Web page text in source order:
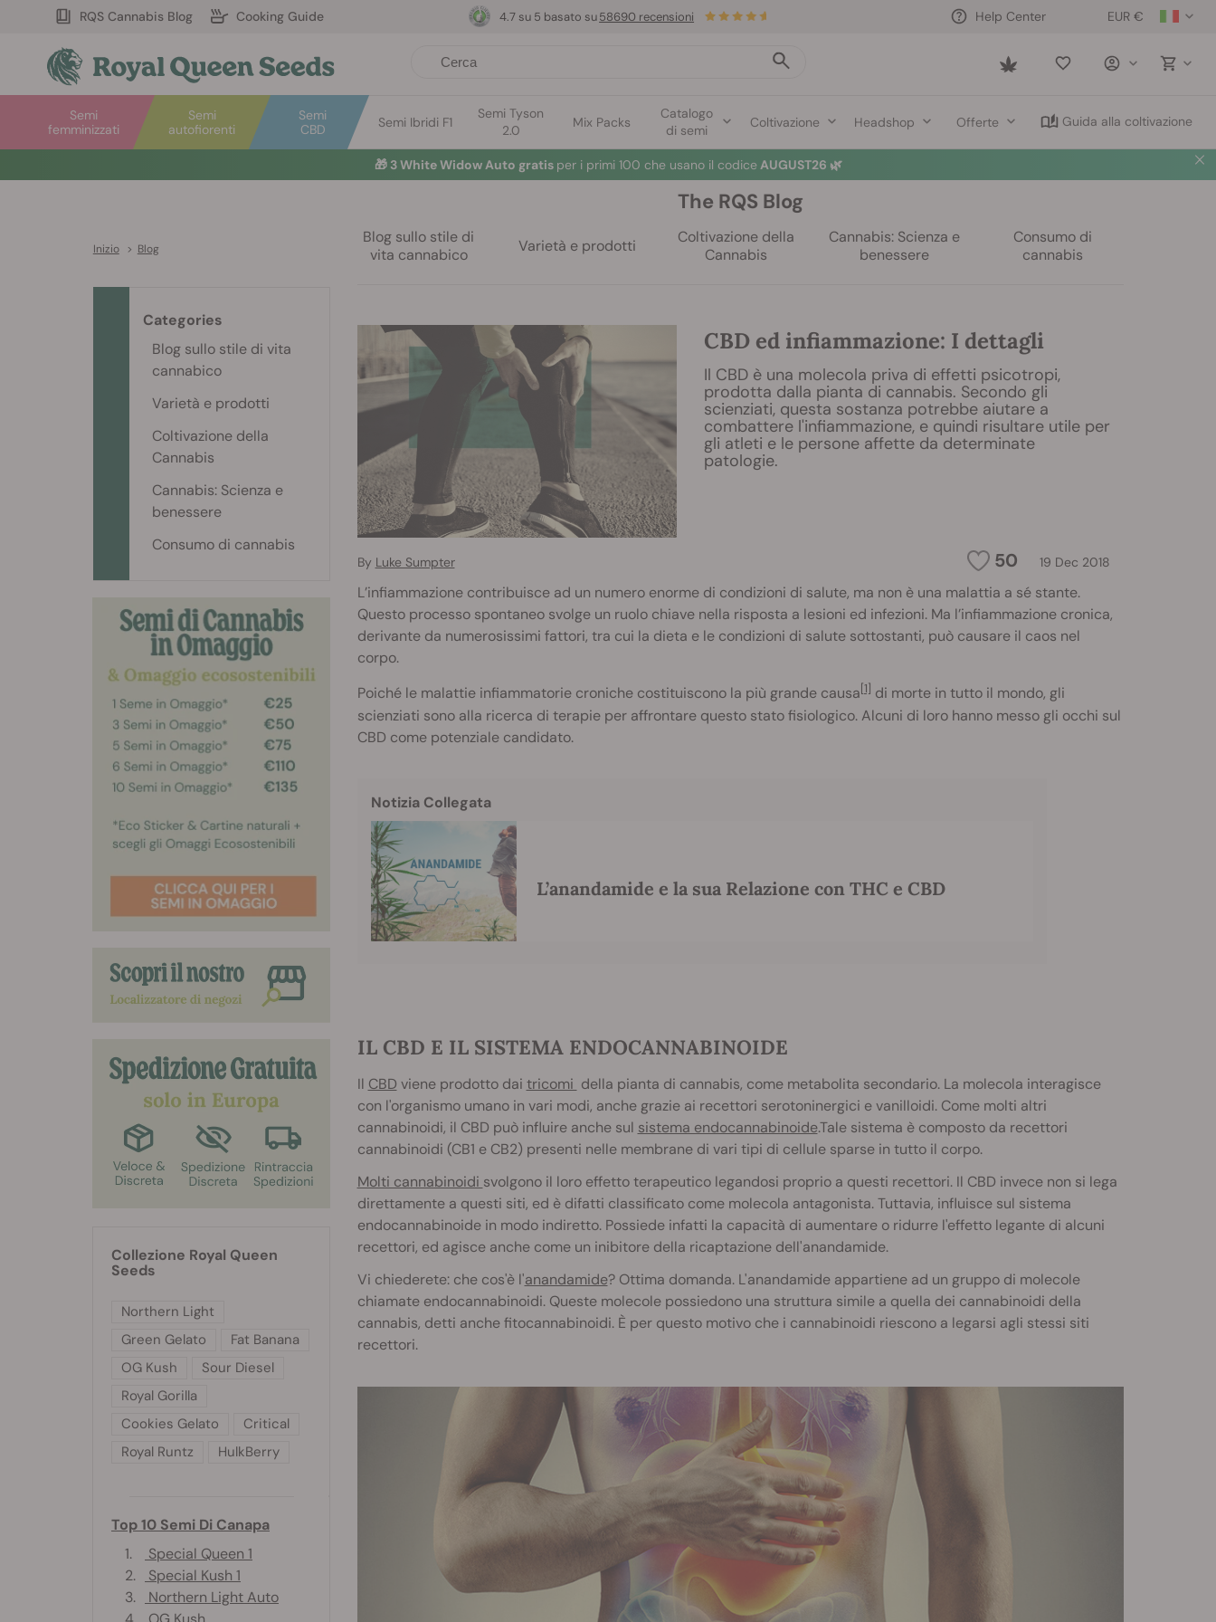
RQS Cannabis Blog Cooking Guide EUR €
Help Center
Saved
Semi
autofiorenti
Semi
femminizzati
Semi
CBD
Semi Ibridi F1
Semi Tyson
2.0
Mix Packs
Catalogo
di semi
Coltivazione Headshop Offerte Guida alla coltivazione
4.7 su 5 basato su58690 recensioni
🎁 3 White Widow Auto gratis per i primi 100 che usano il codice AUGUST26 🌿
Inizio > Blog
The RQS Blog
Blog sullo stile di
vita cannabico
Varietà e prodotti
Coltivazione della
Cannabis
Cannabis: Scienza e
benessere
Consumo di
cannabis
CBD ed infiammazione: I dettagli
Il CBD è una molecola priva di effetti psicotropi,
prodotta dalla pianta di cannabis. Secondo gli
scienziati, questa sostanza potrebbe aiutare a
combattere l'infiammazione, e quindi risultare utile per
gli atleti e le persone affette da determinate
patologie.
50 19 Dec 2018
By Luke Sumpter
L’infiammazione contribuisce ad un numero enorme di condizioni di salute, ma non è una malattia a sé stante.
Questo processo spontaneo svolge un ruolo chiave nella risposta a lesioni ed infezioni. Ma l’infiammazione cronica,
derivante da numerosissimi fattori, tra cui la dieta e le condizioni di salute sottostanti, può causare il caos nel
corpo.
Poiché le malattie infiammatorie croniche costituiscono la più grande causa[1] di morte in tutto il mondo, gli
scienziati sono alla ricerca di terapie per affrontare questo stato fisiologico. Alcuni di loro hanno messo gli occhi sul
CBD come potenziale candidato.
Notizia Collegata
L’anandamide e la sua Relazione con THC e CBD
IL CBD E IL SISTEMA ENDOCANNABINOIDE
Il CBD viene prodotto dai tricomi della pianta di cannabis, come metabolita secondario. La molecola interagisce
con l'organismo umano in vari modi, anche grazie ai recettori serotoninergici e vanilloidi. Come molti altri
cannabinoidi, il CBD può influire anche sul sistema endocannabinoide.Tale sistema è composto da recettori
cannabinoidi (CB1 e CB2) presenti nelle membrane di vari tipi di cellule sparse in tutto il corpo.
Molti cannabinoidi svolgono il loro effetto terapeutico legandosi proprio a questi recettori. Il CBD invece non si lega
direttamente a questi siti, ed è difatti classificato come molecola antagonista. Tuttavia, influisce sul sistema
endocannabinoide in modo indiretto. Possiede infatti la capacità di aumentare o ridurre l'effetto legante di alcuni
recettori, ed agisce anche come un inibitore della ricaptazione dell'anandamide.
Vi chiederete: che cos'è l'anandamide? Ottima domanda. L'anandamide appartiene ad un gruppo di molecole
chiamate endocannabinoidi. Queste molecole possiedono una struttura simile a quella dei cannabinoidi della
cannabis, detti anche fitocannabinoidi. È per questo motivo che i cannabinoidi riescono a legarsi agli stessi siti
recettori.
Categories
Blog sullo stile di vita
cannabico
Varietà e prodotti
Coltivazione della
Cannabis
Cannabis: Scienza e
benessere
Consumo di cannabis
Collezione Royal Queen
Seeds
Northern Light
Green Gelato
Fat Banana
OG Kush
Sour Diesel
Royal Gorilla
Cookies Gelato
Critical
Royal Runtz
HulkBerry
Top 10 Semi Di Canapa
1.
Special Queen 1
2.
Special Kush 1
3.
Northern Light Auto